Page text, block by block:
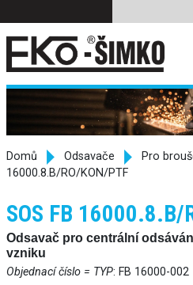
Domů Odsavače Pro
16000.8.B/RO/KON/PTF
SOS FB 16000.8.B/
Odsavač pro centrální
vzniku
Objednací číslo = TYP: FB 16000-002